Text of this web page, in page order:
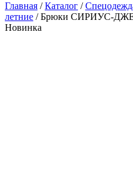
Главная / Каталог /
летние / Брюки СИРИУС-
Новинка